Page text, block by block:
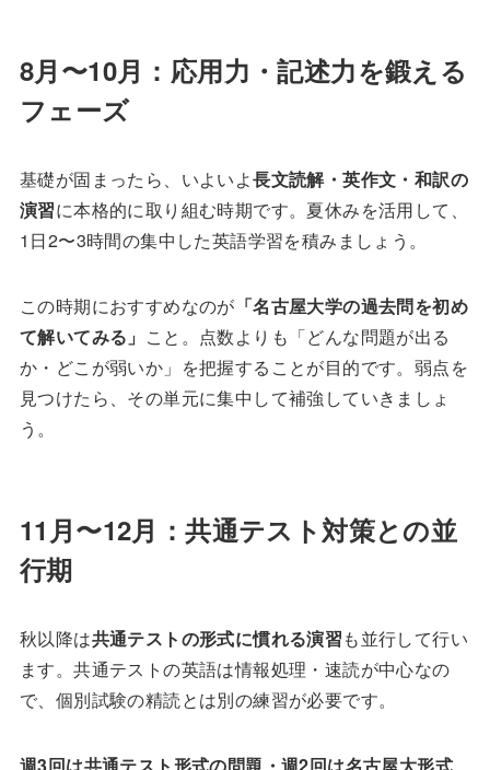
8月〜10月：応用力・記述力を鍛える
フェーズ
基礎が固まったら、いよいよ長文読解・英作文・和訳の
演習に本格的に取り組む時期です。夏休みを活用して、
1日2〜3時間の集中した英語学習を積みましょう。
この時期におすすめなのが 「名古屋大学の過去問を初め
て解いてみる」 こと。点数よりも「どんな問題が出る
か・どこが弱いか」を把握することが目的です。弱点を
見つけたら、その単元に集中して補強していきましょ
う。
11月〜12月：共通テスト対策との並
行期
秋以降は共通テストの形式に慣れる演習も並行して行い
ます。共通テストの英語は情報処理・速読が中心なの
で、個別試験の精読とは別の練習が必要です。
週3回は共通テスト形式の問題・週2回は名古屋大形式